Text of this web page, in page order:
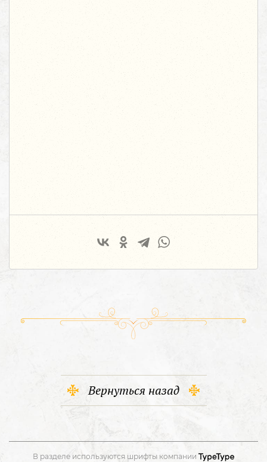
Вернуться назад
В разделе используются шрифты компании